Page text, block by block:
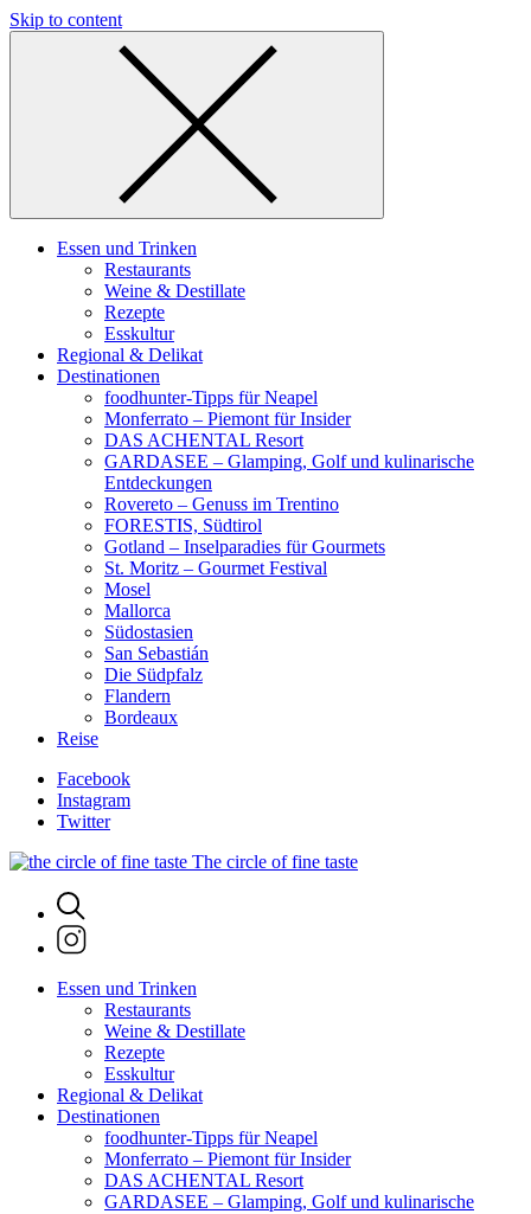
Skip to content
Essen und Trinken
Restaurants
Weine & Destillate
Rezepte
Esskultur
Regional & Delikat
Destinationen
foodhunter-Tipps für Neapel
Monferrato – Piemont für Insider
DAS ACHENTAL Resort
GARDASEE – Glamping, Golf und kulinarische
Entdeckungen
Rovereto – Genuss im Trentino
FORESTIS, Südtirol
Gotland – Inselparadies für Gourmets
St. Moritz – Gourmet Festival
Mosel
Mallorca
Südostasien
San Sebastián
Die Südpfalz
Flandern
Bordeaux
Reise
Facebook
Instagram
Twitter
The circle of fine taste
Essen und Trinken
Restaurants
Weine & Destillate
Rezepte
Esskultur
Regional & Delikat
Destinationen
foodhunter-Tipps für Neapel
Monferrato – Piemont für Insider
DAS ACHENTAL Resort
GARDASEE – Glamping, Golf und kulinarische